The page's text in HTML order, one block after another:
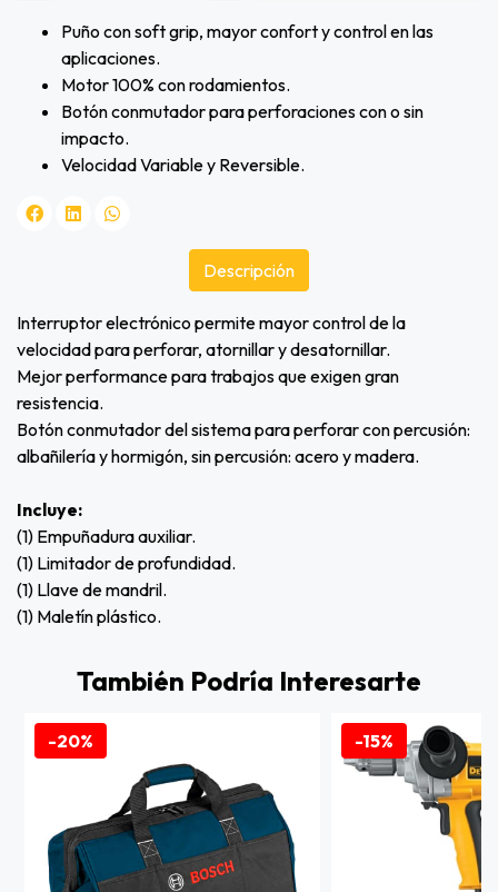
Puño con soft grip, mayor confort y control en las
aplicaciones.
Motor 100% con rodamientos.
Botón conmutador para perforaciones con o sin
impacto.
Velocidad Variable y Reversible.
Interruptor electrónico permite mayor control de la
velocidad para perforar, atornillar y desatornillar.
Mejor performance para trabajos que exigen gran
resistencia.
Botón conmutador del sistema para perforar con percusión:
albañilería y hormigón, sin percusión: acero y madera.
Incluye:
(1) Empuñadura auxiliar.
(1) Limitador de profundidad.
(1) Llave de mandril.
(1) Maletín plástico.
Descripción
También Podría Interesarte
-20% -15%